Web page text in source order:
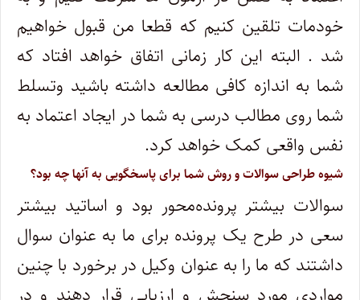
خودمات تلقین کنیم که قطعا من قبول خواهیم
شد . البته این کار زمانی اتفاق خواهد افتاد که
شما به اندازه کافی مطالعه داشته باشید وتسلط
شما روی مطالب درسی به شما در ایجاد اعتماد به
نفس واقعی کمک خواهد کرد.
شیوه طراحی سوالات و روش شما برای پاسخگویی به آنها چه بود؟
سوالات بیشتر پرونده‌محور بود و اساتید بیشتر
سعی در طرح یک پرونده برای ما به عنوان سوال
داشتند که ما را به عنوان وکیل در برخورد با چنین